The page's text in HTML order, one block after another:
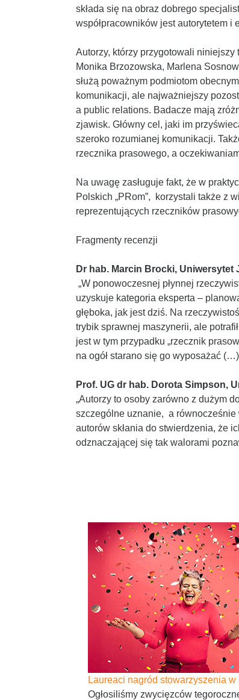
składa się na obraz dobrego
współpracowników jest autorytetem i
Autorzy, którzy przygotowali
Monika Brzozowska, Marlena
służą poważnym podmiotom
komunikacji, ale najważniejszy
a public relations. Badacze mają
zjawisk. Główny cel, jaki im
szeroko rozumianej komunikacji.
rzecznika prasowego, a
Na uwagę zasługuje fakt, że w
Polskich „PRom”, korzystali także z
reprezentujących rzeczników
Fragmenty recenzji
Dr hab. Marcin Brocki, Uniwersytet
„W ponowoczesnej płynnej
uzyskuje kategoria eksperta –
głęboka, jak jest dziś. Na
trybik sprawnej maszynerii, ale
jest w tym przypadku „rzecznik
na ogół starano się go wyposażać
Prof. UG dr hab. Dorota Simpson,
„Autorzy to osoby zarówno z dużym
szczególne uznanie, a
autorów skłania do stwierdzenia, że
odznaczającej się tak walorami
Laureaci nagród stowarzyszenia w
Ogłosiliśmy zwycięzców